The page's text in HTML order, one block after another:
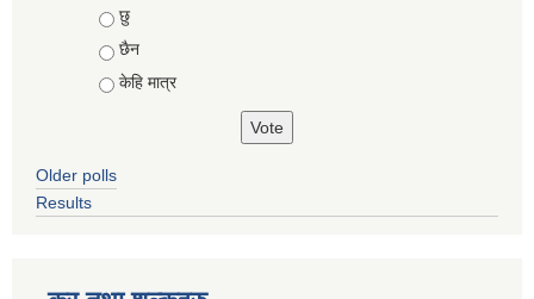
Choices
छु
छैन
केहि मात्र
Older polls
Results